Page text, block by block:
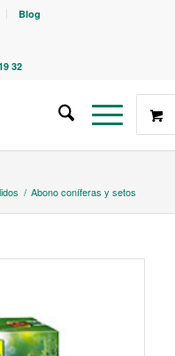
Blog
32
/ Abono coníferas y setos